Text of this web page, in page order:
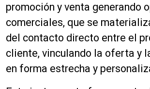
promoción y venta generando
comerciales, que se
del contacto directo entre el
cliente, vinculando la oferta y
en forma estrecha y